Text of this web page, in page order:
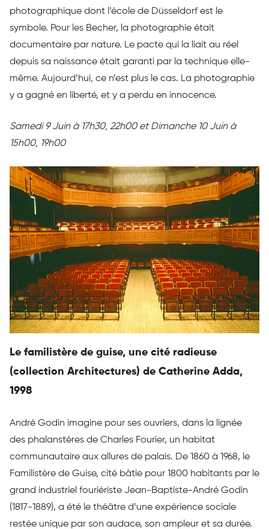
photographique dont l’école de Düsseldorf est le
symbole. Pour les Becher, la photographie était
documentaire par nature. Le pacte qui la liait au réel
depuis sa naissance était garanti par la technique elle-
même. Aujourd’hui, ce n’est plus le cas. La photographie
y a gagné en liberté, et y a perdu en innocence.
Samedi 9 Juin à 17h30, 22h00 et Dimanche 10 Juin à
15h00, 19h00
Le familistère de guise, une cité radieuse
(collection Architectures) de Catherine Adda,
1998
André Godin imagine pour ses ouvriers, dans la lignée
des phalanstères de Charles Fourier, un habitat
communautaire aux allures de palais. De 1860 à 1968, le
Familistère de Guise, cité bâtie pour 1800 habitants par le
grand industriel fouriériste Jean-Baptiste-André Godin
(1817-1889), a été le théâtre d’une expérience sociale
restée unique par son audace, son ampleur et sa durée.